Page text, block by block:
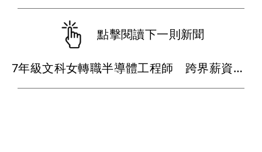
點擊閱讀下一則新聞
7年級文科女轉職半導體工程師 跨界薪資多3成！全靠這利器